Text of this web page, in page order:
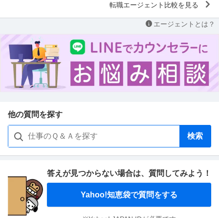
転職エージェント比較を見る
エージェントとは？
他の質問を探す
検索
答えが見つからない場合は、 質問してみよう！
Yahoo!知恵袋で質問をする